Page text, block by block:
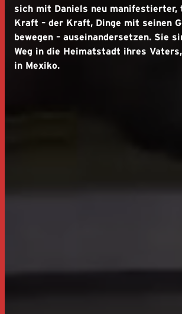
sich mit Daniels neu
Kraft – der Kraft, Dinge mit seinen
bewegen – auseinandersetzen. Sie
Weg in die Heimatstadt ihres
in Mexiko.